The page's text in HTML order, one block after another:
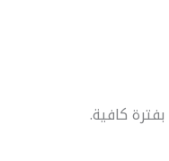
بفترة كافية.